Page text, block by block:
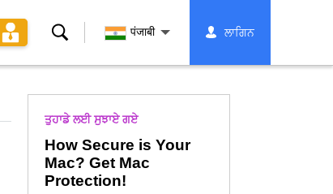
ਖੋਜ पंजाबी ਲਾਗਿਨ
ਤੁਹਾਡੇ ਲਈ ਸੁਝਾਏ ਗਏ
How Secure is Your
Mac? Get Mac
Protection!